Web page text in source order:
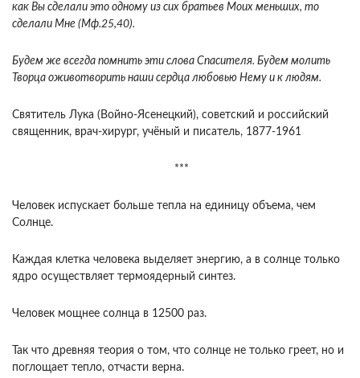
как Вы сделали это одному из сих братьев Моих меньших, то
сделали Мне (Мф.25,40).
Будем же всегда помнить эти слова Спасителя. Будем молить
Творца оживотворить наши сердца любовью Нему и к людям.
Святитель Лука (Войно-Ясенецкий), советский и российский
священник, врач-хирург, учёный и писатель, 1877-1961
***
Человек испускает больше тепла на единицу объема, чем
Солнце.
Каждая клетка человека выделяет энергию, а в солнце только
ядро осуществляет термоядерный синтез.
Человек мощнее солнца в 12500 раз.
Так что древняя теория о том, что солнце не только греет, но и
поглощает тепло, отчасти верна.